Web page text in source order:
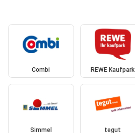
Combi REWE Kaufpark
Simmel tegut